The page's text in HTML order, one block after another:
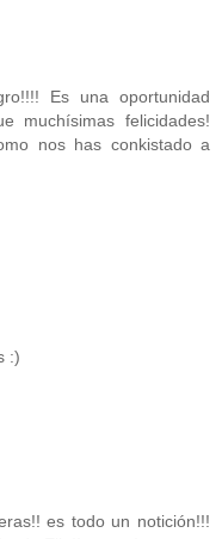
Es una oportunidad
muchísimas felicidades!
nos has conkistado a
:)
es todo un notición!!!